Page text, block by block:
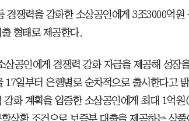
경쟁력을 강화한 소상공인에게 3조3000억원
형태로 제공한다.
상공인에게 경쟁력 강화 자금을 제공해 성장
17일부터 은행별로 순차적으로 출시한다고
강화 계획을 입증한 소상공인에게 최대 1억원
상환 조건으로 보증부 대출을 제공하는 상